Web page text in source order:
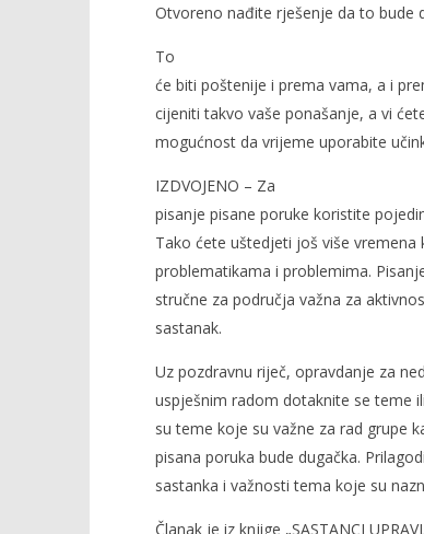
Otvoreno nađite rješenje da to bude
To
će biti poštenije i prema vama, a i
cijeniti takvo vaše ponašanje, a vi
mogućnost da vrijeme uporabite
IZDVOJENO – Za
pisanje pisane poruke koristite
Tako ćete uštedjeti još više
problematikama i problemima.
stručne za područja važna za
sastanak.
Uz pozdravnu riječ, opravdanje za
uspješnim radom dotaknite se teme
su teme koje su važne za rad grupe
pisana poruka bude dugačka.
sastanka i važnosti tema koje su
Članak je iz knjige „SASTANCI